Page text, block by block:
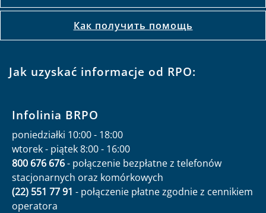
Как получить помощь
Jak uzyskać informacje od RPO:
Infolinia BRPO
poniedziałki 10:00 - 18:00
wtorek - piątek 8:00 - 16:00
800 676 676- połączenie bezpłatne z telefonów
stacjonarnych oraz komórkowych
(22) 551 77 91 - połączenie płatne zgodnie z cennikiem
operatora